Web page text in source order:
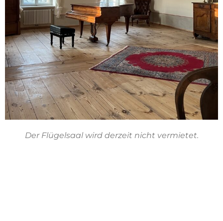
Der Flügelsaal wird derzeit nicht vermietet.